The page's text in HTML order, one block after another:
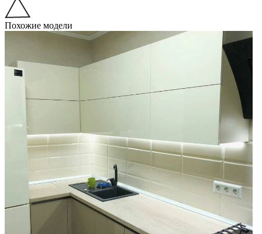
Похожие модели